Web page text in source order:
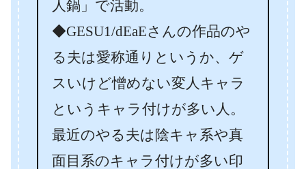
人鍋」で活動。
◆GESU1/dEaEさんの作品のや
る夫は愛称通りというか、ゲ
スいけど憎めない変人キャラ
というキャラ付けが多い人。
最近のやる夫は陰キャ系や真
面目系のキャラ付けが多い印